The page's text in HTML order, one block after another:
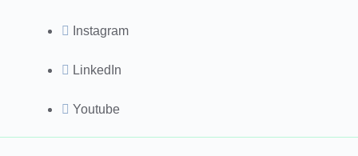
Instagram
LinkedIn
Youtube